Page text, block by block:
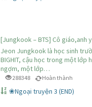
[Jungkook – BTS] Cô giáo,anh
Jeon Jungkook là học sinh
BIGHIT, cậu học trong một lớp
ngợm, một lớp…
288348 Hoàn thành
❀Ngoại truyện 3 (END)